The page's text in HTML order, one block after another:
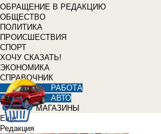
ОБРАЩЕНИЕ В РЕДАКЦИЮ
ОБЩЕСТВО
ПОЛИТИКА
ПРОИСШЕСТВИЯ
СПОРТ
ХОЧУ СКАЗАТЬ!
ЭКОНОМИКА
СПРАВОЧНИК
РАБОТА
АВТО
МАГАЗИНЫ
Еще
Редакция